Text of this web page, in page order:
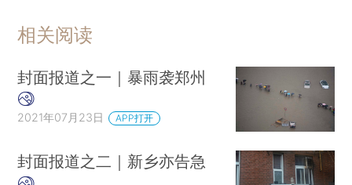
相关阅读
封面报道之一｜暴雨袭郑州
2021年07月23日 APP打开
封面报道之二｜新乡亦告急